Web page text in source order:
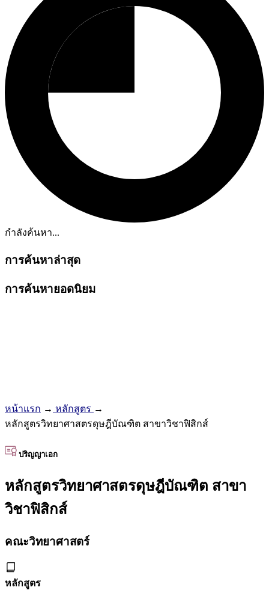
กำลังค้นหา...
การค้นหาล่าสุด
การค้นหายอดนิยม
หน้าแรก → หลักสูตร →
หลักสูตรวิทยาศาสตรดุษฎีบัณฑิต สาขาวิชาฟิสิกส์
ปริญญาเอก
หลักสูตรวิทยาศาสตรดุษฎีบัณฑิต สาขา
วิชาฟิสิกส์
คณะวิทยาศาสตร์
หลักสูตร